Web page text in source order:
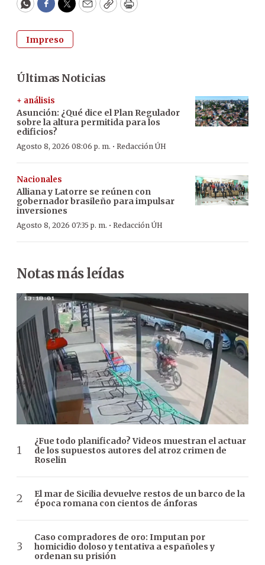
WhatsApp
Facebook
Twitter
EmailCopyPrint
Impreso
Últimas Noticias
+ análisis
Asunción: ¿Qué dice el Plan Regulador
sobre la altura permitida para los
edificios?
Agosto 8, 2026 08:06 p. m. · Redacción ÚH
Nacionales
Alliana y Latorre se reúnen con
gobernador brasileño para impulsar
inversiones
Agosto 8, 2026 07:35 p. m. · Redacción ÚH
Notas más leídas
¿Fue todo planificado? Videos muestran el actuar
de los supuestos autores del atroz crimen de
Roselin
El mar de Sicilia devuelve restos de un barco de la
época romana con cientos de ánforas
Caso compradores de oro: Imputan por
homicidio doloso y tentativa a españoles y
ordenan su prisión